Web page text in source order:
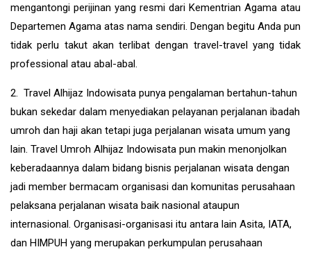
mengantongi perijinan yang resmi dari Kementrian Agama atau
Departemen Agama atas nama sendiri. Dengan begitu Anda pun
tidak perlu takut akan terlibat dengan travel-travel yang tidak
professional atau abal-abal.
2. Travel Alhijaz Indowisata punya pengalaman bertahun-tahun
bukan sekedar dalam menyediakan pelayanan perjalanan ibadah
umroh dan haji akan tetapi juga perjalanan wisata umum yang
lain. Travel Umroh Alhijaz Indowisata pun makin menonjolkan
keberadaannya dalam bidang bisnis perjalanan wisata dengan
jadi member bermacam organisasi dan komunitas perusahaan
pelaksana perjalanan wisata baik nasional ataupun
internasional. Organisasi-organisasi itu antara lain Asita, IATA,
dan HIMPUH yang merupakan perkumpulan perusahaan